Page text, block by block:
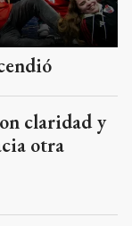
claridad y
otra